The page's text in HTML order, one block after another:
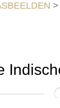
>